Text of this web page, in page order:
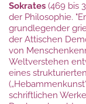
Sokrates (469 bis
der Philosophie.
grundlegender
der Attischen
von
Weltverstehen
eines
schriftlichen